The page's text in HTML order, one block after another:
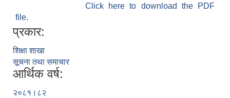
Click here to download the PDF
file.
प्रकार:
शिक्षा शाखा
सूचना तथा समाचार
आर्थिक वर्ष:
२०८१।८२